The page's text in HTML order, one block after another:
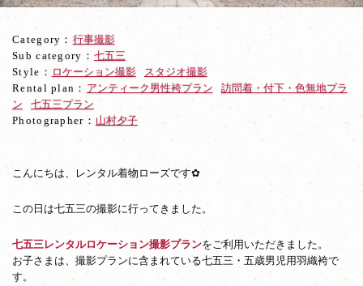
物
ケ
ン
Category： 行事撮影
Sub category： 七五三
Style： ロケーション撮影
スタジオ撮影
Rental plan： アンティーク男性袴プラン
訪問着・付下・色無地プラ
ン
七五三プラン
Photographer： 山村夕子
こんにちは、レンタル着物ローズです✿
この日は七五三の撮影に行ってきました。
七五三レンタルロケーション撮影プランをご利用いただきました。
お子さまは、撮影プランに含まれている七五三・五歳男児用羽織袴で
す。